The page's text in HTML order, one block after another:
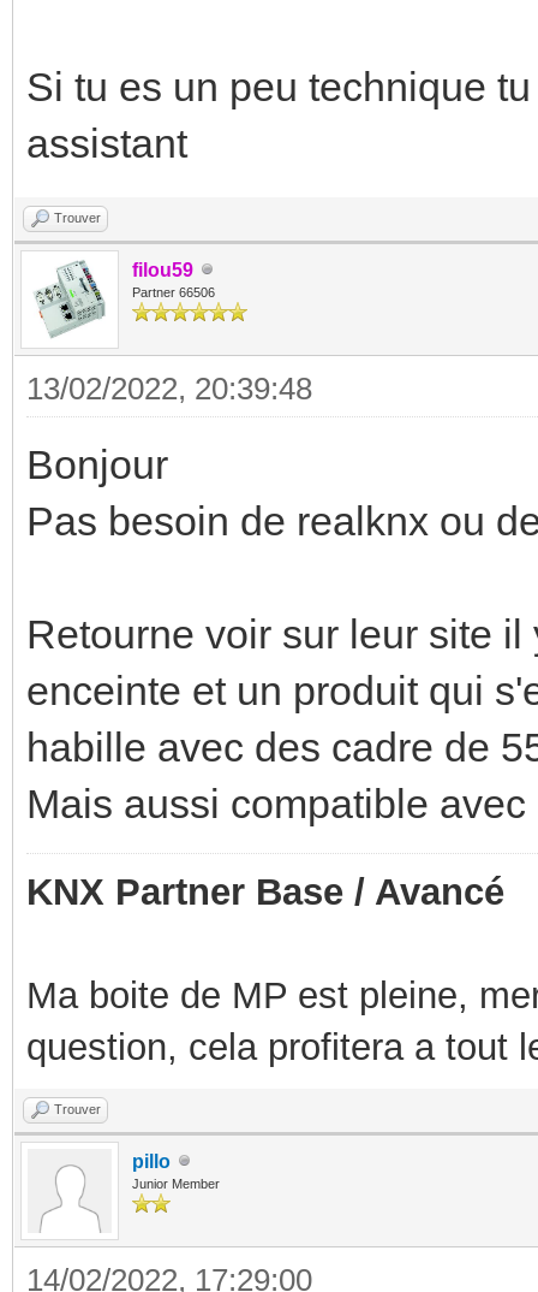
Si tu es un peu technique
assistant
Trouver
filou59
Partner 66506
13/02/2022, 20:39:48
Bonjour
Pas besoin de realknx ou
Retourne voir sur leur site
enceinte et un produit qui
habille avec des cadre de
Mais aussi compatible
KNX Partner Base / Avancé
Ma boite de MP est pleine,
question, cela profitera a tout
Trouver
pillo
Junior Member
14/02/2022, 17:29:00